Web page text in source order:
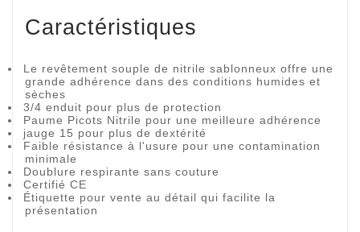
Caractéristiques
Le revêtement souple de nitrile sablonneux offre une
grande adhérence dans des conditions humides et
sèches
3/4 enduit pour plus de protection
Paume Picots Nitrile pour une meilleure adhérence
jauge 15 pour plus de dextérité
Faible résistance à l'usure pour une contamination
minimale
Doublure respirante sans couture
Certifié CE
Étiquette pour vente au détail qui facilite la
présentation